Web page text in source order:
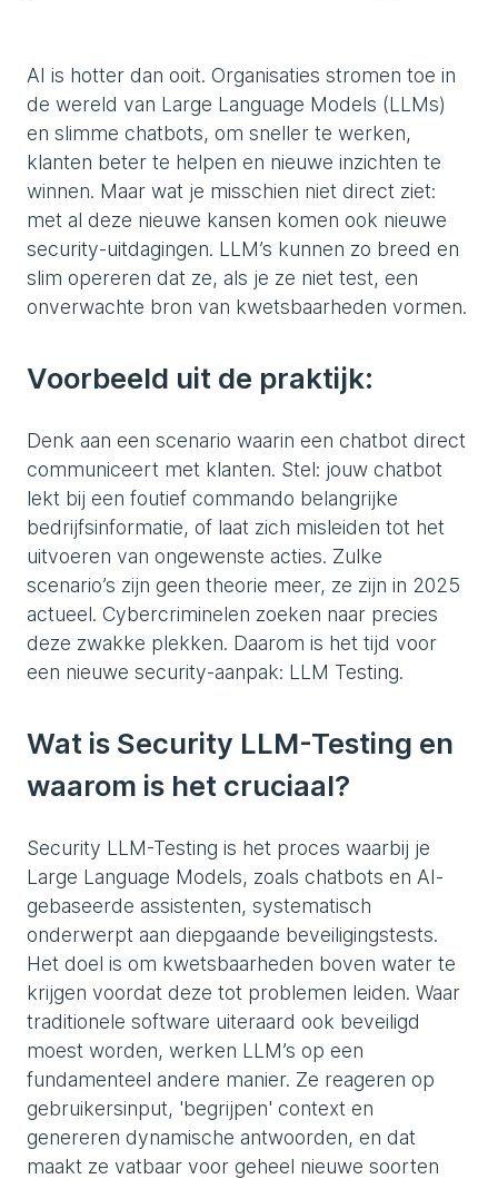
AI is hotter dan ooit. Organisaties stromen toe in
de wereld van Large Language Models (LLMs)
en slimme chatbots, om sneller te werken,
klanten beter te helpen en nieuwe inzichten te
winnen. Maar wat je misschien niet direct ziet:
met al deze nieuwe kansen komen ook nieuwe
security-uitdagingen. LLM’s kunnen zo breed en
slim opereren dat ze, als je ze niet test, een
onverwachte bron van kwetsbaarheden vormen.
Voorbeeld uit de praktijk:
Denk aan een scenario waarin een chatbot direct
communiceert met klanten. Stel: jouw chatbot
lekt bij een foutief commando belangrijke
bedrijfsinformatie, of laat zich misleiden tot het
uitvoeren van ongewenste acties. Zulke
scenario’s zijn geen theorie meer, ze zijn in 2025
actueel. Cybercriminelen zoeken naar precies
deze zwakke plekken. Daarom is het tijd voor
een nieuwe security-aanpak: LLM Testing.
Wat is Security LLM-Testing en
waarom is het cruciaal?
Security LLM-Testing is het proces waarbij je
Large Language Models, zoals chatbots en AI-
gebaseerde assistenten, systematisch
onderwerpt aan diepgaande beveiligingstests.
Het doel is om kwetsbaarheden boven water te
krijgen voordat deze tot problemen leiden. Waar
traditionele software uiteraard ook beveiligd
moest worden, werken LLM’s op een
fundamenteel andere manier. Ze reageren op
gebruikersinput, 'begrijpen' context en
genereren dynamische antwoorden, en dat
maakt ze vatbaar voor geheel nieuwe soorten